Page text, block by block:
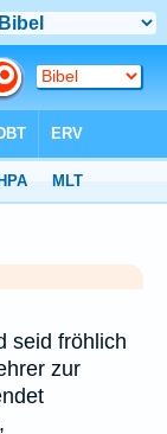
seid fröhlich
zur